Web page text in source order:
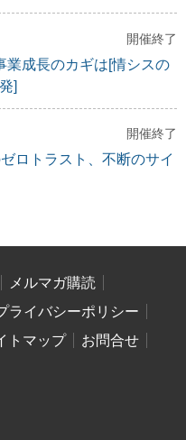
開催終了
業成長のカギは[情シスの
]
開催終了
ロトラスト、不断のサイ
メルマガ購読
ライバシーポリシー
トマップ
お問合せ